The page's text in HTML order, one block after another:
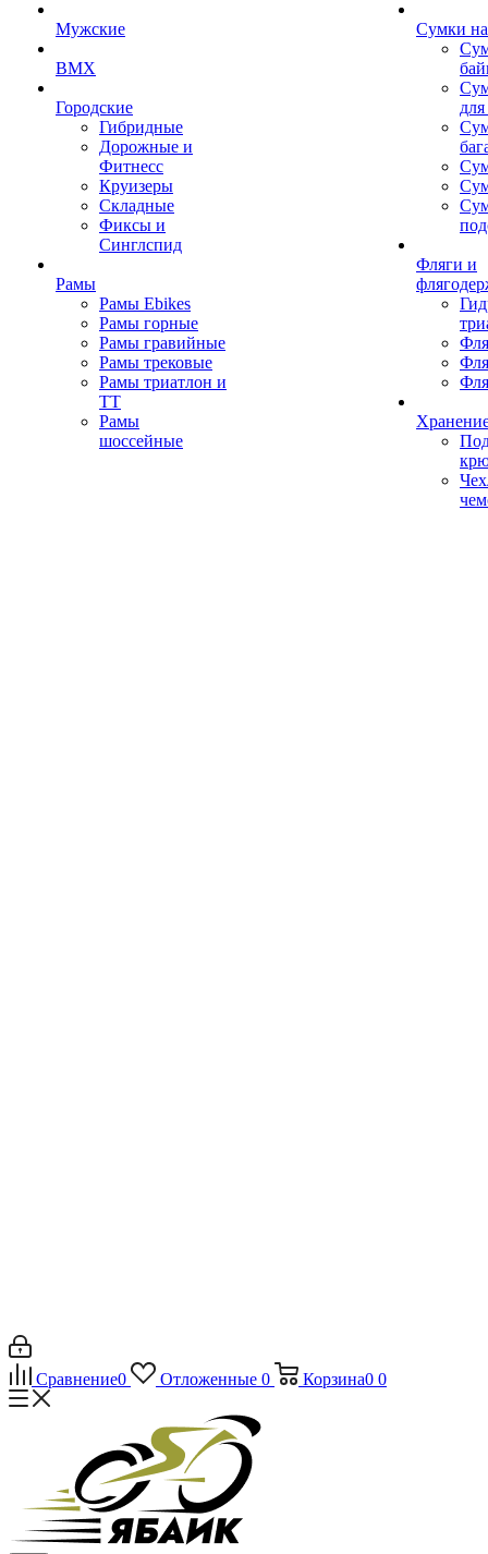
Мужские
BMX
Городские
Гибридные
Дорожные и
Фитнесс
Круизеры
Складные
Фиксы и
Синглспид
Рамы
Рамы Ebikes
Рамы горные
Рамы гравийные
Рамы трековые
Рамы триатлон и
ТТ
Рамы
шоссейные
Сумки
Фляги и
Сравнение0 Отложенные 0 Корзина0 0